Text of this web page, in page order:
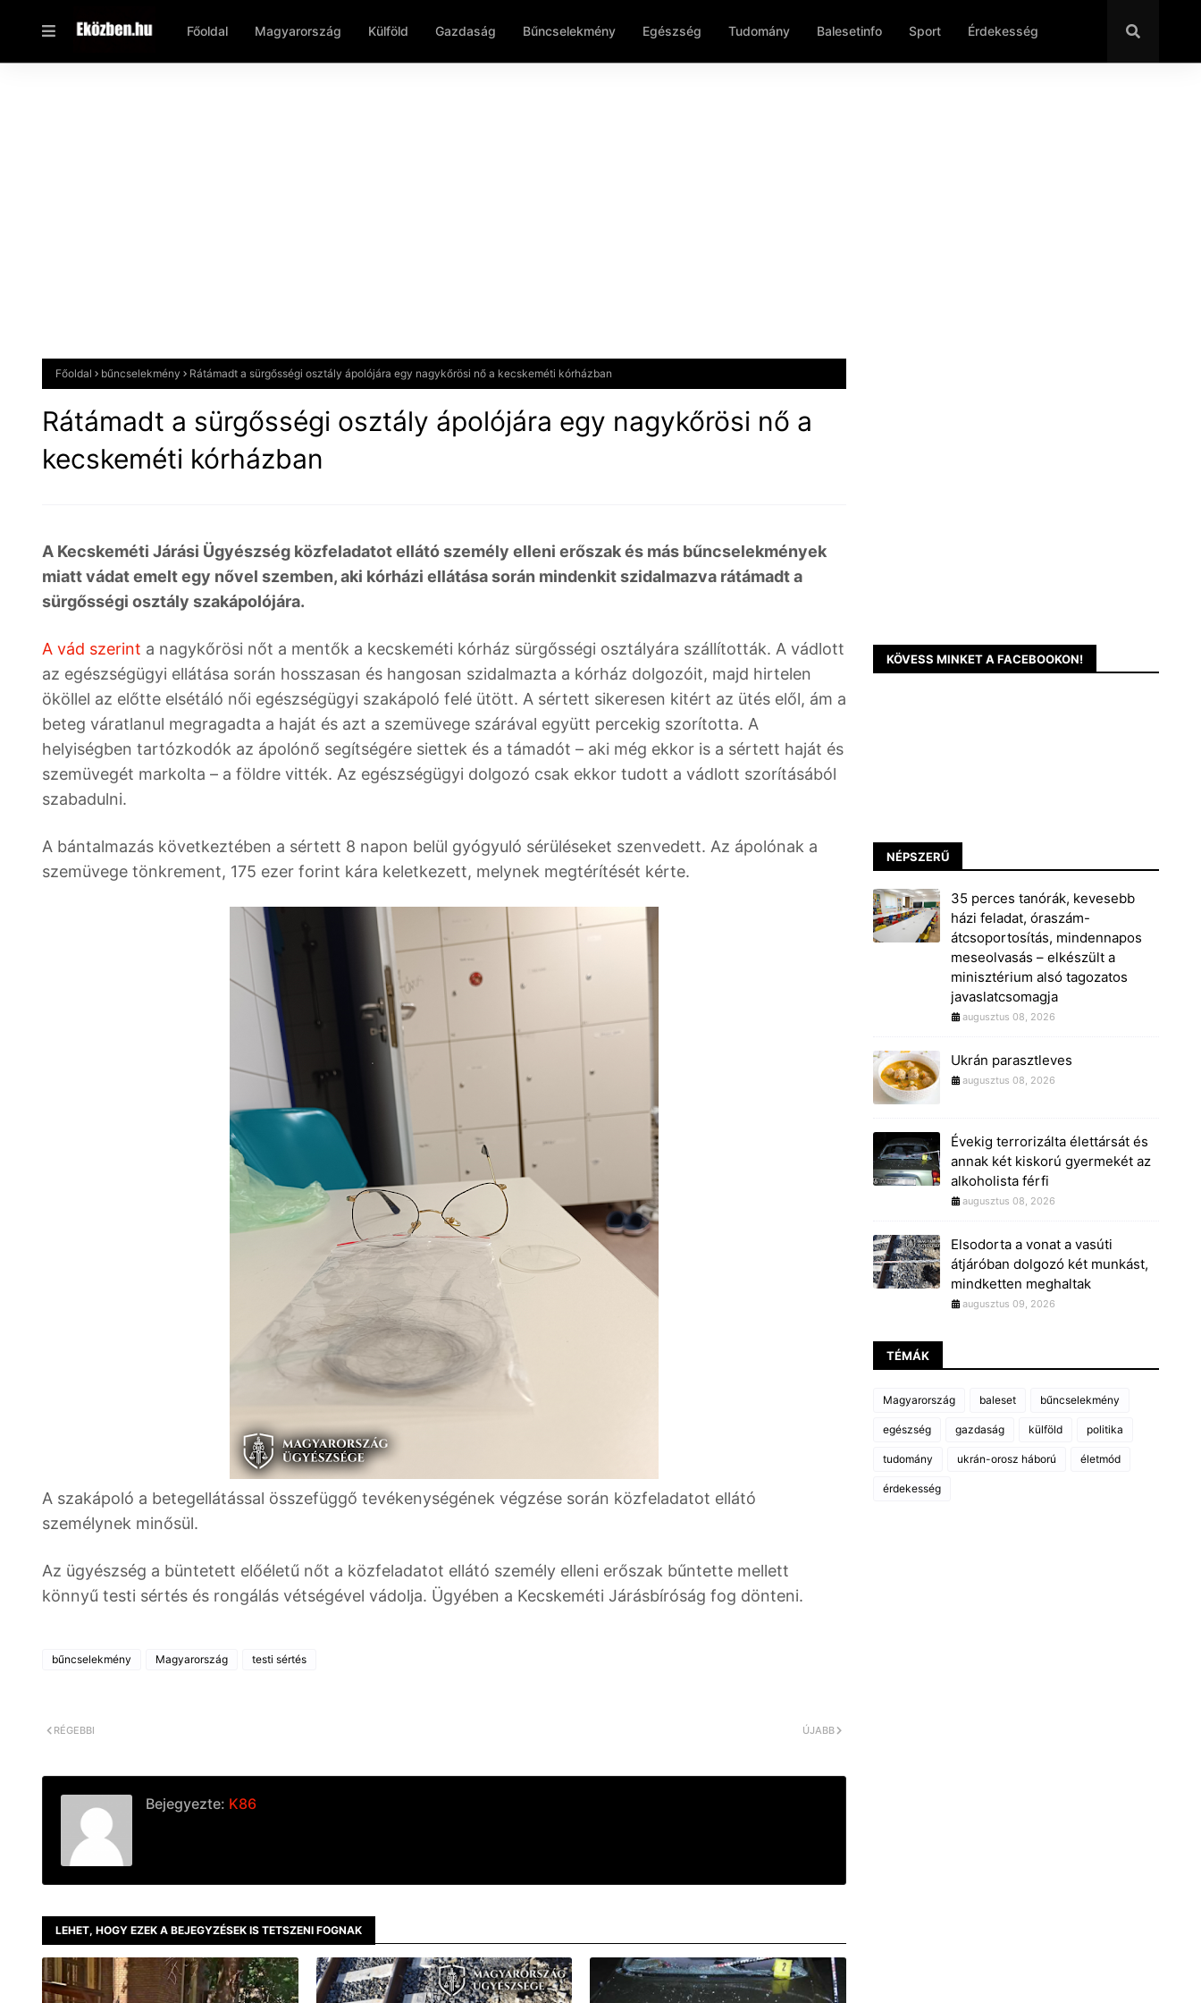
Főoldal Magyarország Külföld Gazdaság Bűncselekmény Egészség Tudomány Balesetinfo Sport Érdekesség
Főoldal bűncselekmény Rátámadt a sürgősségi osztály ápolójára egy nagykőrösi nő a kecskeméti kórházban
Rátámadt a sürgősségi osztály ápolójára egy nagykőrösi nő a
kecskeméti kórházban
A Kecskeméti Járási Ügyészség közfeladatot ellátó személy elleni erőszak és más bűncselekmények
miatt vádat emelt egy nővel szemben, aki kórházi ellátása során mindenkit szidalmazva rátámadt a
sürgősségi osztály szakápolójára.
A vád szerint a nagykőrösi nőt a mentők a kecskeméti kórház sürgősségi osztályára szállították. A vádlott
az egészségügyi ellátása során hosszasan és hangosan szidalmazta a kórház dolgozóit, majd hirtelen
ököllel az előtte elsétáló női egészségügyi szakápoló felé ütött. A sértett sikeresen kitért az ütés elől, ám a
beteg váratlanul megragadta a haját és azt a szemüvege szárával együtt percekig szorította. A
helyiségben tartózkodók az ápolónő segítségére siettek és a támadót – aki még ekkor is a sértett haját és
szemüvegét markolta – a földre vitték. Az egészségügyi dolgozó csak ekkor tudott a vádlott szorításából
szabadulni.
A bántalmazás következtében a sértett 8 napon belül gyógyuló sérüléseket szenvedett. Az ápolónak a
szemüvege tönkrement, 175 ezer forint kára keletkezett, melynek megtérítését kérte.
A szakápoló a betegellátással összefüggő tevékenységének végzése során közfeladatot ellátó
személynek minősül.
Az ügyészség a büntetett előéletű nőt a közfeladatot ellátó személy elleni erőszak bűntette mellett
könnyű testi sértés és rongálás vétségével vádolja. Ügyében a Kecskeméti Járásbíróság fog dönteni.
bűncselekmény Magyarország testi sértés
ÚJABB
RÉGEBBI
Bejegyezte: K86
LEHET, HOGY EZEK A BEJEGYZÉSEK IS TETSZENI FOGNAK
KÖVESS MINKET A FACEBOOKON!
NÉPSZERŰ
35 perces tanórák, kevesebb
házi feladat, óraszám-
átcsoportosítás, mindennapos
meseolvasás – elkészült a
minisztérium alsó tagozatos
javaslatcsomagja
augusztus 08, 2026
Ukrán parasztleves
augusztus 08, 2026
Évekig terrorizálta élettársát és
annak két kiskorú gyermekét az
alkoholista férfi
augusztus 08, 2026
Elsodorta a vonat a vasúti
átjáróban dolgozó két munkást,
mindketten meghaltak
augusztus 09, 2026
TÉMÁK
Magyarország baleset bűncselekmény
egészség gazdaság külföld politika
tudomány ukrán-orosz háború életmód
érdekesség